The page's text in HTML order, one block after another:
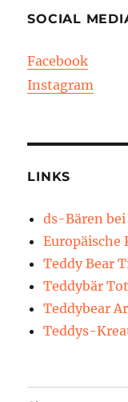
SOCIAL
Facebook
Instagram
LINKS
ds-Bären bei
Europäische
Teddy Bear
Teddybär
Teddybear
Teddys-